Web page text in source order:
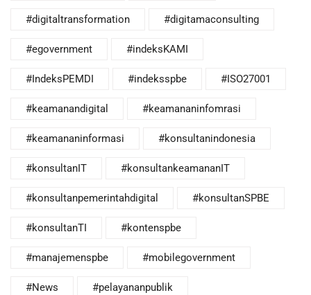
#digitaltransformation #digitamaconsulting
#egovernment #indeksKAMI
#IndeksPEMDI #indeksspbe #ISO27001
#keamanandigital #keamananinfomrasi
#keamananinformasi #konsultanindonesia
#konsultanIT #konsultankeamananIT
#konsultanpemerintahdigital #konsultanSPBE
#konsultanTI #kontenspbe
#manajemenspbe #mobilegovernment
#News #pelayananpublik